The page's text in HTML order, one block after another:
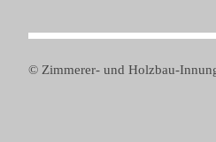
© Zimmerer- und Holzbau-